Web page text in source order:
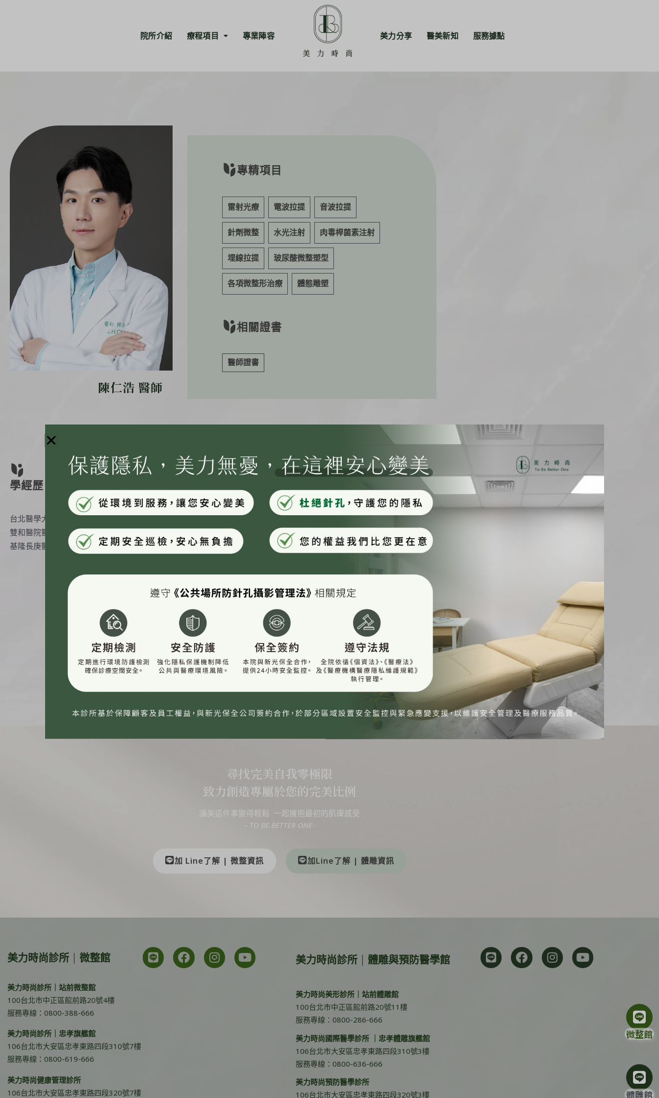
院所介紹 療程項目 專業陣容 美力分享 醫美新知 服務據點
陳仁浩 醫師
專精項目
雷射光療 電波拉提 音波拉提
針劑微整 水光注射 肉毒桿菌素注射
埋線拉提 玻尿酸微整塑型
各項微整形治療 體態雕塑
相關證書
醫師證書
學經歷
台北醫學大學醫學系
雙和醫院醫師
基隆長庚醫院主治醫師
彩衝光
雷射光療
電波拉提
水光注射
埋線拉提
體態雕塑
肉毒桿菌注射
玻尿酸微整塑型
各項微整形治療
得美微針筆原廠認證
Liftera2皇后音波｜立特拉音波原廠認證
尋找完美自我零極限
致力創造專屬於您的完美比例
讓美這件事變得輕鬆 一起擁抱最初的肌膚感受
– TO BE BETTER ONE-
加 Line了解 | 微整資訊 加Line了解 | 體雕資訊
美力時尚診所 | 微整館
美力時尚診所｜站前微整館
100台北市中正區館前路20號4樓
服務專線：0800-388-666
美力時尚診所｜忠孝旗艦館
106台北市大安區忠孝東路四段310號7樓
服務專線：0800-619-666
美力時尚健康管理診所
106台北市大安區忠孝東路四段320號7樓
美力時尚診所 | 體雕與預防醫學館
美力時尚美形診所｜站前體雕館
100台北市中正區館前路20號11樓
服務專線：0800-286-666
美力時尚國際醫學診所 ｜忠孝體雕旗艦館
106台北市大安區忠孝東路四段310號3樓
服務專線：0800-636-666
美力時尚預防醫學診所
106台北市大安區忠孝東路四段320號3樓
微整館
體雕館